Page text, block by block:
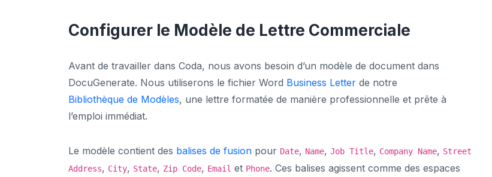
Configurer le Modèle de Lettre Commerciale
Avant de travailler dans Coda, nous avons besoin d’un modèle de document dans
DocuGenerate. Nous utiliserons le fichier Word Business Letter de notre
Bibliothèque de Modèles, une lettre formatée de manière professionnelle et prête à
l’emploi immédiat.
Le modèle contient des balises de fusion pour Date, Name, Job Title, Company Name, Street
Address, City, State, Zip Code, Email et Phone. Ces balises agissent comme des espaces